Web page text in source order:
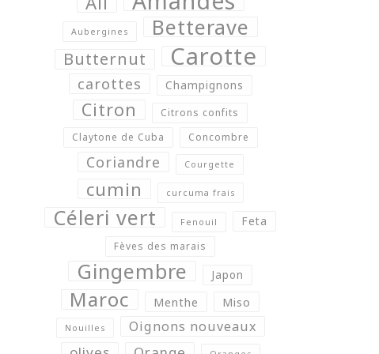
Aubergines Betterave
Butternut Carotte
carottes Champignons
Citron
Citrons confits
Claytone de Cuba
Concombre
Coriandre Courgette
cumin curcuma frais
Céleri vert Fenouil Feta
Fèves des marais
Gingembre Japon
Maroc Menthe Miso
Nouilles Oignons nouveaux